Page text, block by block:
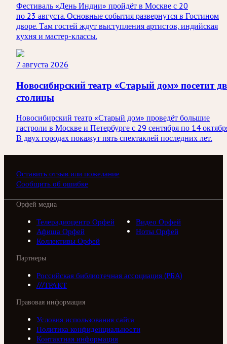
Фестиваль «День Индии» пройдёт в Москве с 20
по 23 августа. Основные события развернутся в Гостином
дворе. Там гостей ждут выступления артистов, индийская
кухня и мастер-классы.
7 августа 2026
Новосибирский театр «Старый дом» посетит
столицы
Новосибирский театр «Старый дом» проведёт большие
гастроли в Москве и Петербурге с 29 сентября по 14
В двух городах покажут пять спектаклей последних лет.
Оставить отзыв или пожелание
Сообщить об ошибке
Орфей медиа
Телерадиоцентр Орфей
Видео Орфей
Афиша Орфей
Ноты Орфей
Коллективы Орфей
Партнеры
Российская библиотечная ассоциация (РБА)
///ТРАКТ
Правовая информация
Условия использования сайта
Политика конфиденциальности
Контактная информация